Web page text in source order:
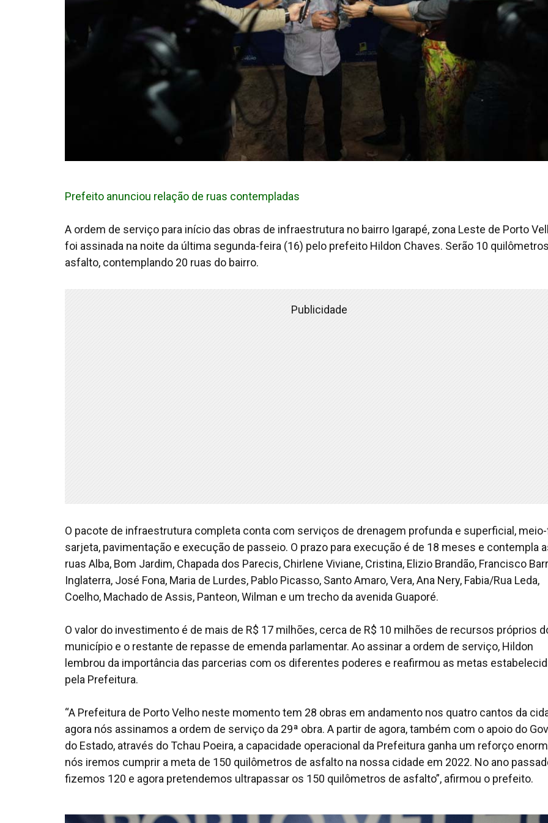
Prefeito anunciou relação de ruas contempladas
A ordem de serviço para início das obras de infraestrutura no bairro Igarapé, zona Leste de Porto
foi assinada na noite da última segunda-feira (16) pelo prefeito Hildon Chaves. Serão 10
asfalto, contemplando 20 ruas do bairro.
Publicidade
O pacote de infraestrutura completa conta com serviços de drenagem profunda e superficial,
sarjeta, pavimentação e execução de passeio. O prazo para execução é de 18 meses e contempla
ruas Alba, Bom Jardim, Chapada dos Parecis, Chirlene Viviane, Cristina, Elizio Brandão, Francisco
Inglaterra, José Fona, Maria de Lurdes, Pablo Picasso, Santo Amaro, Vera, Ana Nery, Fabia/Rua Leda,
Coelho, Machado de Assis, Panteon, Wilman e um trecho da avenida Guaporé.
O valor do investimento é de mais de R$ 17 milhões, cerca de R$ 10 milhões de recursos próprios
município e o restante de repasse de emenda parlamentar. Ao assinar a ordem de serviço, Hildon
lembrou da importância das parcerias com os diferentes poderes e reafirmou as metas
pela Prefeitura.
“A Prefeitura de Porto Velho neste momento tem 28 obras em andamento nos quatro cantos da
agora nós assinamos a ordem de serviço da 29ª obra. A partir de agora, também com o apoio do
do Estado, através do Tchau Poeira, a capacidade operacional da Prefeitura ganha um reforço
nós iremos cumprir a meta de 150 quilômetros de asfalto na nossa cidade em 2022. No ano
fizemos 120 e agora pretendemos ultrapassar os 150 quilômetros de asfalto”, afirmou o prefeito.